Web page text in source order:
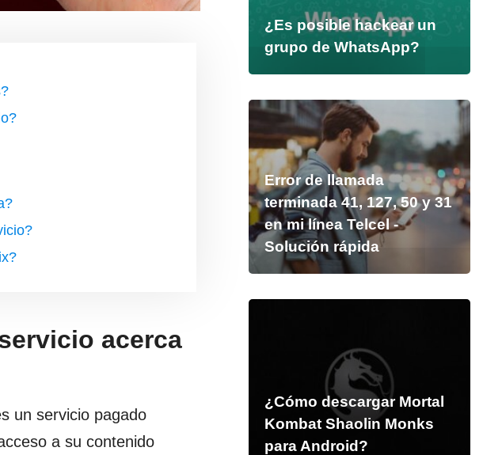
acerca
un servicio pagado
a su contenido
¿Es posible hackear un
grupo de WhatsApp?
Error de llamada
terminada 41, 127, 50 y 31
en mi línea Telcel -
Solución rápida
¿Cómo descargar Mortal
Kombat Shaolin Monks
para Android?